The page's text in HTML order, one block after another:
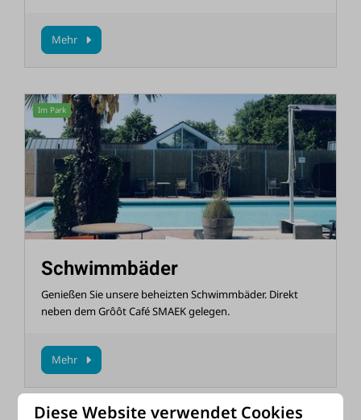
Mehr
Im Park
Schwimmbäder
Genießen Sie unsere beheizten Schwimmbäder. Direkt
neben dem Grôôt Café SMAEK gelegen.
Mehr
Diese Website verwendet Cookies